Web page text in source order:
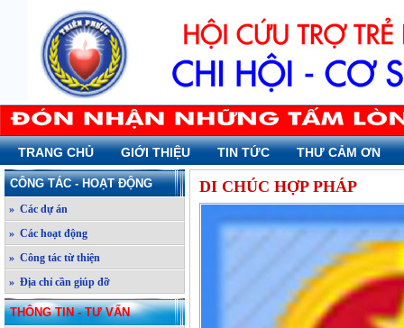
TRANG CHỦ GIỚI THIỆU TIN TỨC THƯ CẢM ƠN
CÔNG TÁC - HOẠT ĐỘNG
» Các dự án
» Các hoạt động
» Công tác từ thiện
» Địa chỉ cần giúp đỡ
THÔNG TIN - TƯ VẤN
DI CHÚC HỢP PHÁP